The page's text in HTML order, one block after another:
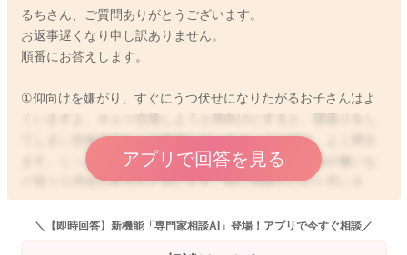
るちさん、ご質問ありがとうございます。
お返事遅くなり申し訳ありません。
順番にお答えします。
①仰向けを嫌がり、すぐにうつ伏せになりたがるお子さんはよ
くいますよ。オムツ交換しようと仰向けにすると、寝返りをし
てしまい交換できなくて苦労しているというお話は、よく聞き
ます。じっとしているのが嫌、動きたい、オムツ交換が嫌いな
ど様々な理由があるかと思います。特に問題ないかと思いま
す。
アプリで回答を見る
＼【即時回答】新機能「専門家相談AI」登場！アプリで今すぐ相談／